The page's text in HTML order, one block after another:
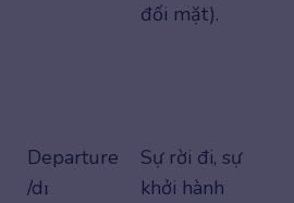
đối mặt).
Departure
/dɪ
Sự rời đi, sự
khởi hành